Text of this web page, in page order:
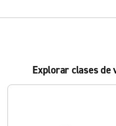
Explorar clases